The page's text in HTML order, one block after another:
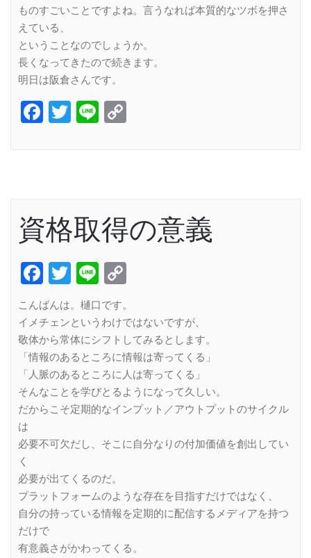
ものすごいことですよね。言うなれば本質的なツボを押さ
えている、
ということなのでしょうか。
長くなってきたので続きます。
明日は阪倉さんです。
Facebook
Twitter
Line
資格取得の意義
Facebook
Twitter
Line
こんばんは。樋口です。
イメチェンというわけではないですが、
敬体から常体にシフトしてみるとします。
「情報のあるところに情報は寄ってくる」
「人脈のあるところに人は寄ってくる」
そんなことを学びとるようになって久しい。
だからこそ定期的なインプット／アウトプットのサイクル
は
必要不可欠だし、そこに自分なりの付加価値を創出してい
く
必要が出てくるのだ。
プラットフォームのような存在を目指すだけではなく、
自分の持っている情報を定期的に配信するメディアを持つ
だけで
有意義さがかわってくる。